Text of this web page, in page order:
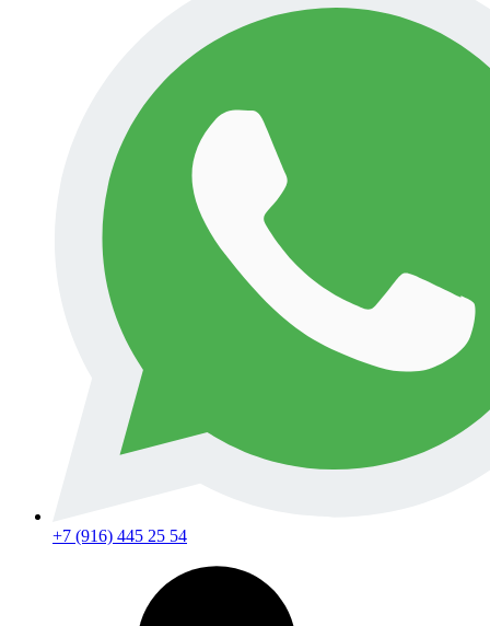
+7 (916) 445 25 54